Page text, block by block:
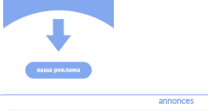
annonces